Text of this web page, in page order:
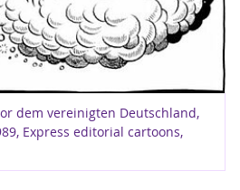
dem vereinigten Deutschland,
Express editorial cartoons,